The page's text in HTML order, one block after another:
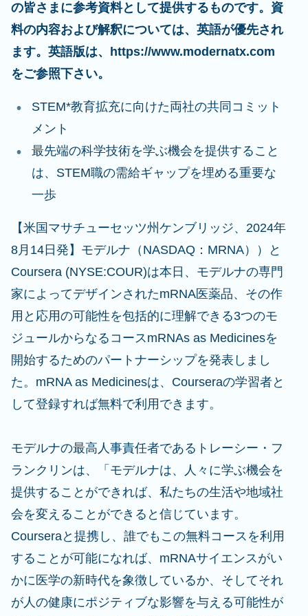
の皆さまに参考資料として提供するものです。資
料の内容および解釈については、英語が優先され
ます。英語版は、https://www.modernatx.com
をご参照下さい。
STEM*教育拡充に向けた両社の共同コミット
メント
最先端の科学技術を学ぶ機会を提供すること
は、STEM職の需給ギャップを埋める重要な
一歩
【米国マサチューセッツ州ケンブリッジ、2024年
8月14日発】モデルナ（NASDAQ：MRNA））と
Coursera (NYSE:COUR)は本日、モデルナの専門
家によってデザインされたmRNA医薬品、その作
用と応用の可能性を包括的に理解できる3つのモ
ジュールからなるコースmRNAs as Medicinesを
開始するためのパートナーシップを発表しまし
た。mRNA as Medicinesは、Courseraの学習者と
して登録すれば無料で利用できます。
モデルナの最高人事責任者であるトレーシー・フ
ランクリンは、「モデルナは、人々に学ぶ機会を
提供することができれば、私たちの生活や地域社
会を変えることができると信じています。
Courseraと提携し、誰でもこの無料コースを利用
することが可能になれば、mRNAサイエンスがい
かに医学の新時代を象徴しているか、そしてそれ
が人の健康にポジティブな影響を与える可能性が